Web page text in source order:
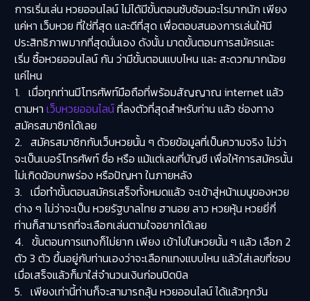
การเริ่มเล่น หวยออนไลน์ไม่ได้มีขั้นตอนซับซ้อนอะไรมากนัก เพียง
แค่หา เว็บหวย ที่ใช่ที่สุด และดีที่สุด เพื่อตอบสนองการเล่นให้มี
ประสิทธิภาพมากที่สุดนั่นเอง ดังนั้น มาดขั้นตอนการสมัครและ
เริ่ม ซื้อหวยออนไลน์กัน ว่ามีขั้นตอนแบบไหน และ สะดวกมากน้อย
แค่ไหน
1. เมื่อทุกท่านมีโทรศัพท์มือถือที่พร้อมสัญญาณ internet แล้ว
ตามหา เว็บหวยออนไลน์ที่ลงตัวที่สุดสำหรับท่าน แล้ว ช่องทาง
สมัครสมาชิกได้เลย
2. สมัครสมาชิกกับเว็บหวยนั้น ๆ ด้วยข้อมูลที่เป็นความจริง ไม่ว่า
จะเป็นเบอร์โทรศัพท์ ชื่อ หรือ แม้แต่เลขที่บัญชี เพื่อให้การสมัครนั้น
ไม่เกิดข้อบกพร่อง หรือปัญหา ในภายหลัง
3. เมื่อทำขั้นตอนสมัครเสร็จทั้งหมดแล้ว จะเข้าสู่หน้าเมนูของหวย
ต่าง ๆ ไม่ว่าจะเป็น หวยรัฐบาลไทย ฮานอย ลาว หวยหุ้น หวยยี่กี่
ท่านก็สามารถที่จะเลือกเล่นตามใจอยากได้เลย
4. ขั้นตอนการแทงก็ไม่ยาก เพียง เข้าไปในหวยนั้น ๆ แล้ว เลือก 2
ตัว 3 ตัว ขึ้นอยู่กับท่านเองว่าจะเลือกแทงแบบไหน แล้วใส่เลขที่ชอบ
เมื่อเสร็จแล้วก็มาใส่จำนวนเงินก่อนปิดบิล
5. เพียงเท่านี้ท่านก็จะสามารถลุ้น หวยออนไลน์ได้แล้วทุกวัน